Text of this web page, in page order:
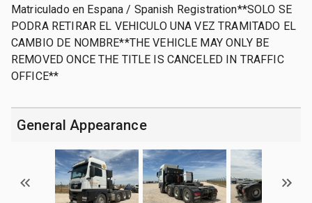
Matriculado en Espana / Spanish Registration**SOLO SE
PODRA RETIRAR EL VEHICULO UNA VEZ TRAMITADO EL
CAMBIO DE NOMBRE**THE VEHICLE MAY ONLY BE
REMOVED ONCE THE TITLE IS CANCELED IN TRAFFIC
OFFICE**
General Appearance